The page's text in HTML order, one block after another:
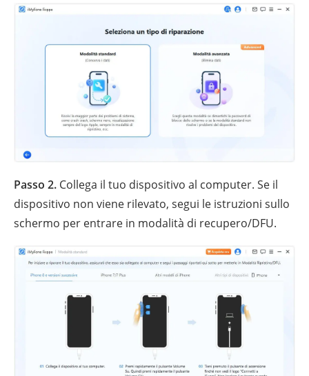
Passo 2. Collega il tuo dispositivo al computer. Se il
dispositivo non viene rilevato, segui le istruzioni sullo
schermo per entrare in modalità di recupero/DFU.